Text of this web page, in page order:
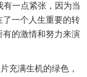
一点紧张，因为当
一个人生重要的转
的激情和努力来演
充满生机的绿色，